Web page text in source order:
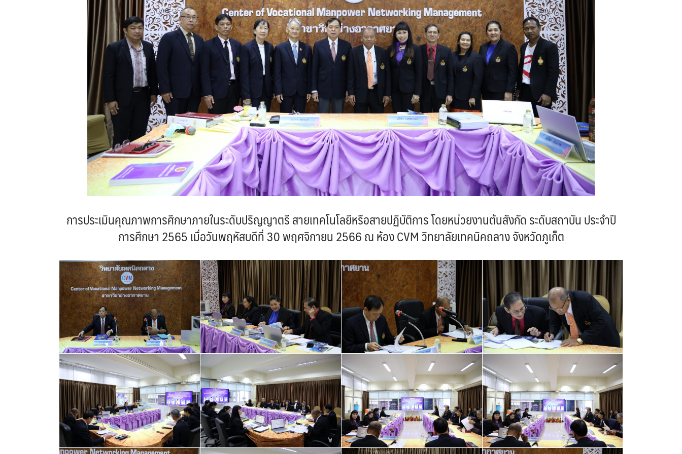
การประเมินคุณภาพการศึกษาภายในระดับปริญญาตรี สายเทคโนโลยีหรือสายปฏิบัติการ โดยหน่วยงานต้นสังกัด ระดับสถาบัน ประจำปี
การศึกษา 2565 เมื่อวันพฤหัสบดีที่ 30 พฤศจิกายน 2566 ณ ห้อง CVM วิทยาลัยเทคนิคถลาง จังหวัดภูเก็ต